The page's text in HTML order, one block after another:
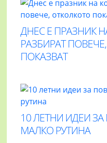
ДНЕС Е ПРАЗНИК
РАЗБИРАТ
ПОКАЗВАТ
10 ЛЕТНИ ИДЕИ
МАЛКО РУТИНА